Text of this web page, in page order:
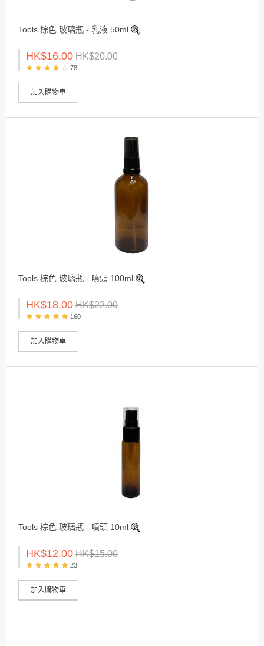
Tools 棕色 玻璃瓶 - 乳液 50ml
HK$16.00 HK$20.00
78
加入購物車
Tools 棕色 玻璃瓶 - 噴頭 100ml
HK$18.00 HK$22.00
160
加入購物車
Tools 棕色 玻璃瓶 - 噴頭 10ml
HK$12.00 HK$15.00
23
加入購物車